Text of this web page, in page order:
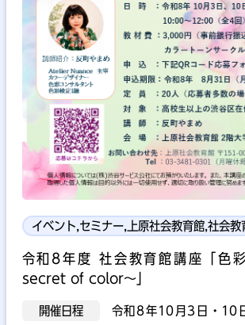
イベント,セミナー,上原社会教育館,社会教
令和8年度 社会教育館講座「色
secret of color～」
開催日程
令和8年10月3日・10